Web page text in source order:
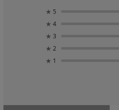
★ 5
★ 4
★ 3
★ 2
★ 1